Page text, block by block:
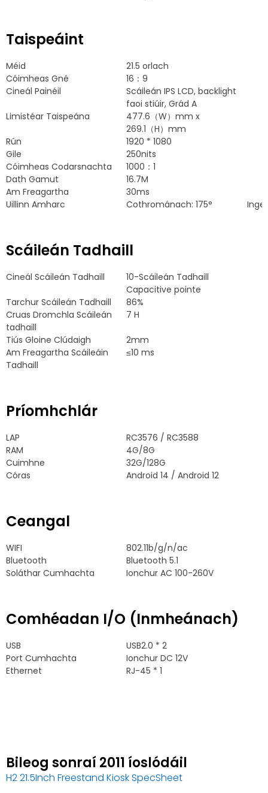
Taispeáint
Méid
21.5 orlach
Cóimheas Gné
16：9
Cineál Painéil
Scáileán IPS LCD, backlight
faoi stiúir, Grád A
Limistéar Taispeána
477.6 （W）mm x
269.1（H）mm
Rún
1920 * 1080
Gile
250nits
Cóimheas Codarsnachta
1000：1
Dath Gamut
16.7M
Am Freagartha
30ms
Uillinn Amharc
Cothrománach: 175°
Scáileán Tadhaill
Cineál Scáileán Tadhaill
10-Scáileán Tadhaill
Capacitive pointe
Tarchur Scáileán Tadhaill
86%
Cruas Dromchla Scáileán
tadhaill
7 H
Tiús Gloine Clúdaigh
2mm
Am Freagartha Scáileáin
Tadhaill
≤10 ms
Príomhchlár
LAP
RC3576 / RC3588
RAM
4G/8G
Cuimhne
32G/128G
Córas
Android 14 / Android 12
Ceangal
WIFI
802.11b/g/n/ac
Bluetooth
Bluetooth 5.1
Soláthar Cumhachta
Ionchur AC 100-260V
Comhéadan I/O (Inmheánach)
USB
USB2.0 * 2
Port Cumhachta
Ionchur DC 12V
Ethernet
RJ-45 * 1
Bileog sonraí 2011 íoslódáil
H2 21.5Inch Freestand Kiosk SpecSheet